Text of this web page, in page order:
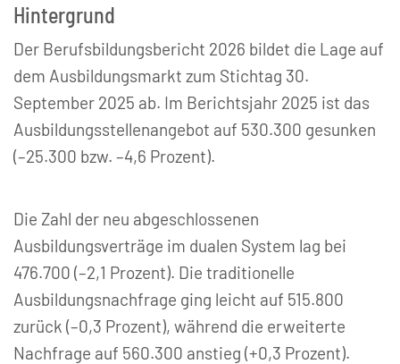
Hintergrund
Der Berufsbildungsbericht 2026 bildet die Lage auf
dem Ausbildungsmarkt zum Stichtag 30.
September 2025 ab. Im Berichtsjahr 2025 ist das
Ausbildungsstellenangebot auf 530.300 gesunken
(–25.300 bzw. –4,6 Prozent).
Die Zahl der neu abgeschlossenen
Ausbildungsverträge im dualen System lag bei
476.700 (–2,1 Prozent). Die traditionelle
Ausbildungsnachfrage ging leicht auf 515.800
zurück (–0,3 Prozent), während die erweiterte
Nachfrage auf 560.300 anstieg (+0,3 Prozent).